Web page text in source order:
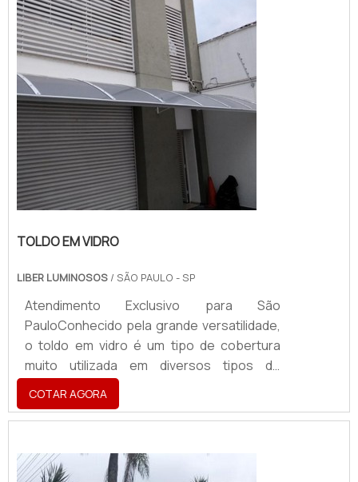
TOLDO EM VIDRO
LIBER LUMINOSOS / SÃO PAULO - SP
Atendimento Exclusivo para São
PauloConhecido pela grande versatilidade,
o toldo em vidro é um tipo de cobertura
muito utilizada em diversos tipos de
estabelecimentos e pode proteger
pessoas e objetos contra a ação da chuva,
do sol e de outros tipos de intempéries
estão abrigados sob o mesmo. O
COTAR AGORA